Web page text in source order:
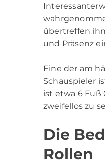
übertreffen
und Präsenz
Eine der am
Schauspieler
ist etwa 6 Fuß
zweifellos zu
Die
Rollen